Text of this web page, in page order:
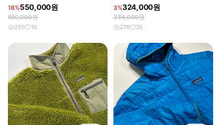
아 패커블 다운 그린
16%550,000원
650,000원
250 10
운 경량패딩
3%324,000원
334,000원
276 35